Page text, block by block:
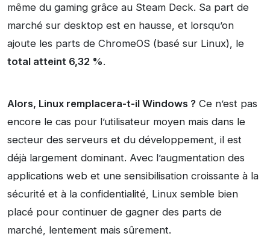
même du gaming grâce au Steam Deck. Sa part de
marché sur desktop est en hausse, et lorsqu’on
ajoute les parts de ChromeOS (basé sur Linux), le
total atteint 6,32 %.
Alors, Linux remplacera-t-il Windows ? Ce n’est pas
encore le cas pour l’utilisateur moyen mais dans le
secteur des serveurs et du développement, il est
déjà largement dominant. Avec l’augmentation des
applications web et une sensibilisation croissante à la
sécurité et à la confidentialité, Linux semble bien
placé pour continuer de gagner des parts de
marché, lentement mais sûrement.